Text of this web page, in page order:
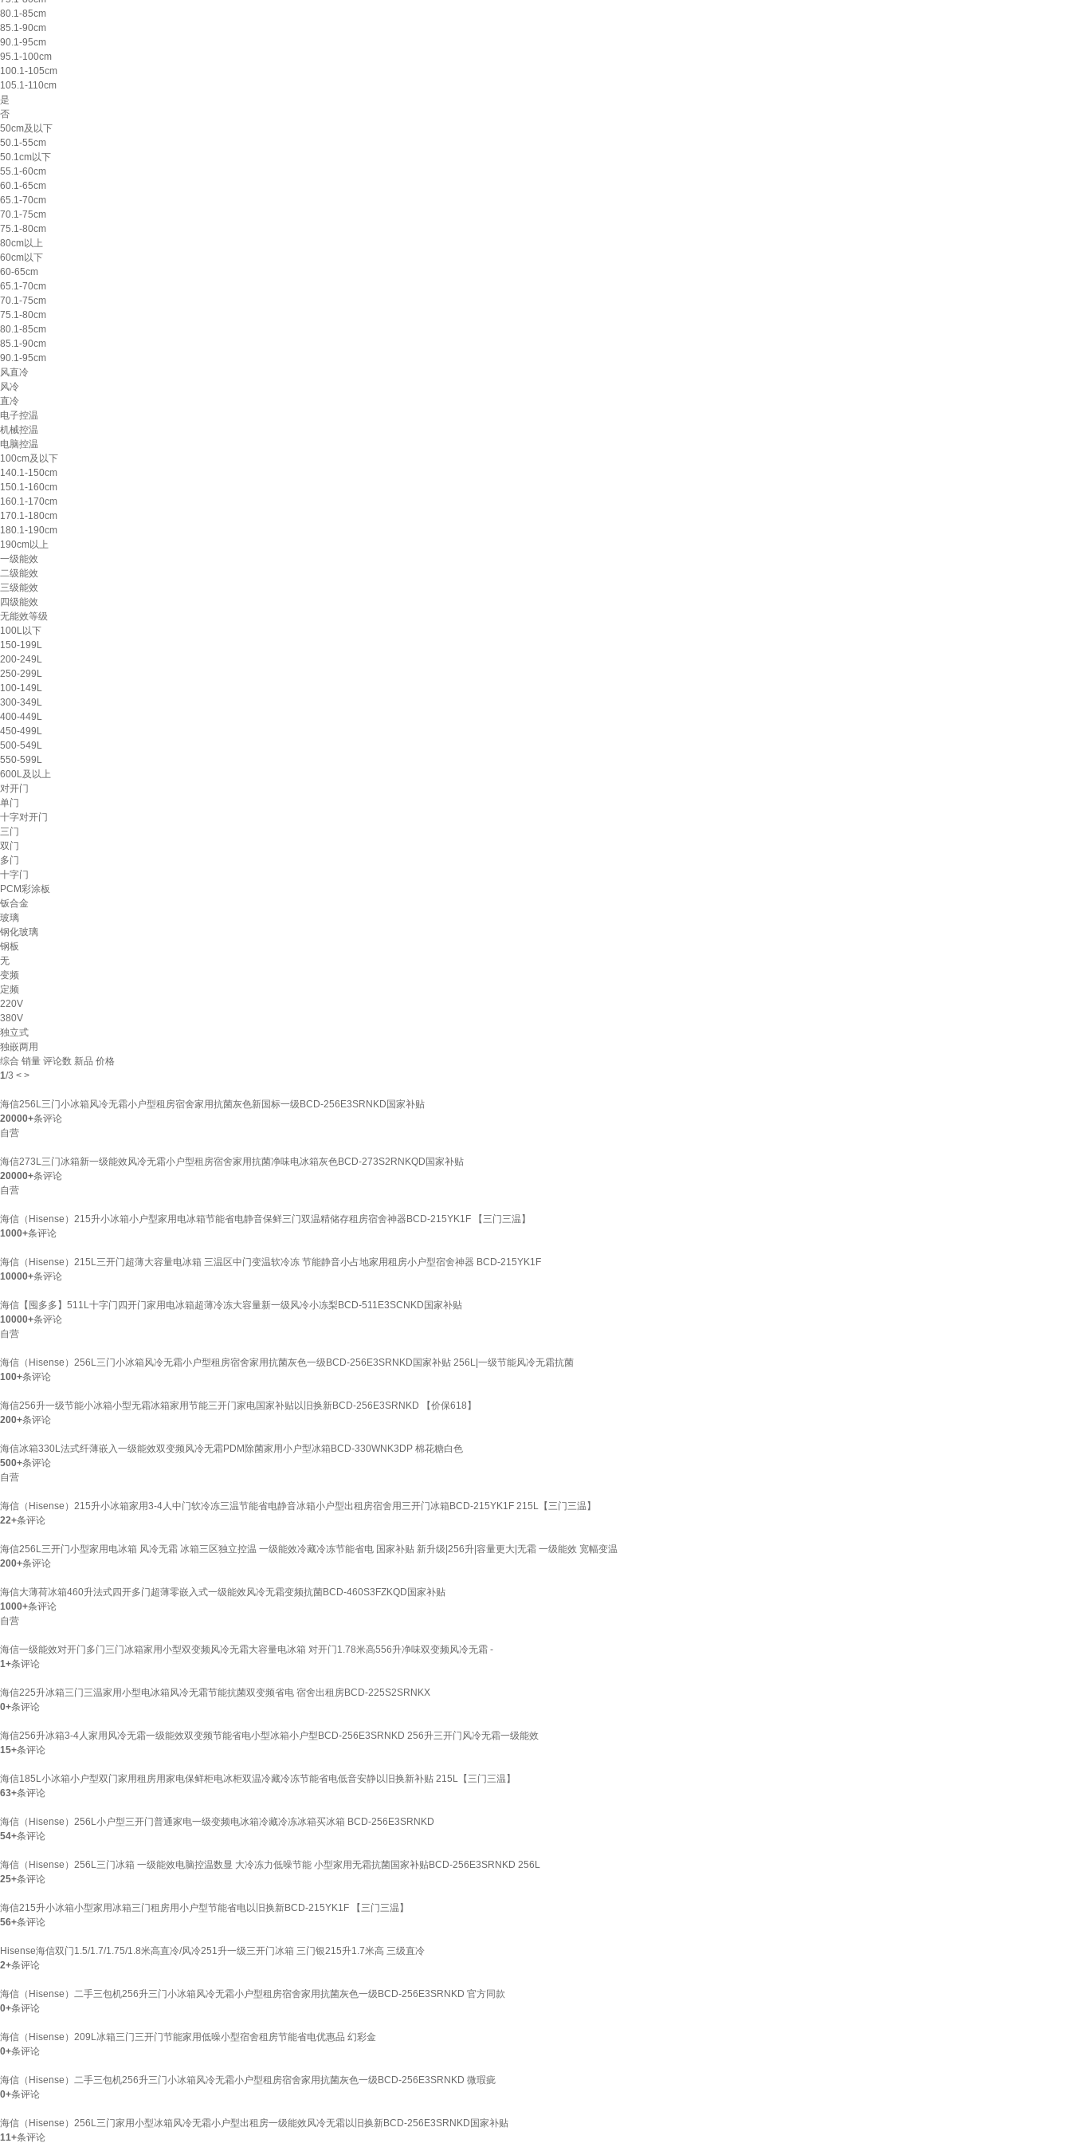
80.1-85cm
85.1-90cm
90.1-95cm
95.1-100cm
100.1-105cm
105.1-110cm
是
否
50cm及以下
50.1-55cm
50.1cm以下
55.1-60cm
60.1-65cm
65.1-70cm
70.1-75cm
75.1-80cm
80cm以上
60cm以下
60-65cm
65.1-70cm
70.1-75cm
75.1-80cm
80.1-85cm
85.1-90cm
90.1-95cm
风直冷
风冷
直冷
电子控温
机械控温
电脑控温
100cm及以下
140.1-150cm
150.1-160cm
160.1-170cm
170.1-180cm
180.1-190cm
190cm以上
一级能效
二级能效
三级能效
四级能效
无能效等级
100L以下
150-199L
200-249L
250-299L
100-149L
300-349L
400-449L
450-499L
500-549L
550-599L
600L及以上
对开门
单门
十字对开门
三门
双门
多门
十字门
PCM彩涂板
钣合金
玻璃
钢化玻璃
钢板
无
变频
定频
220V
380V
独立式
独嵌两用
综合 销量 评论数 新品 价格
1/3 < >
海信256L三门小冰箱风冷无霜小户型租房宿舍家用抗菌灰色新国标一级BCD-256E3SRNKD国家补贴
20000+条评论
自营
海信273L三门冰箱新一级能效风冷无霜小户型租房宿舍家用抗菌净味电冰箱灰色BCD-273S2RNKQD国家补贴
20000+条评论
自营
海信（Hisense）215升小冰箱小户型家用电冰箱节能省电静音保鲜三门双温精储存租房宿舍神器BCD-215YK1F 【三门三温】
1000+条评论
海信（Hisense）215L三开门超薄大容量电冰箱 三温区中门变温软冷冻 节能静音小占地家用租房小户型宿舍神器 BCD-215YK1F
10000+条评论
海信【囤多多】511L十字门四开门家用电冰箱超薄冷冻大容量新一级风冷小冻梨BCD-511E3SCNKD国家补贴
10000+条评论
自营
海信（Hisense）256L三门小冰箱风冷无霜小户型租房宿舍家用抗菌灰色一级BCD-256E3SRNKD国家补贴 256L|一级节能风冷无霜抗菌
100+条评论
海信256升一级节能小冰箱小型无霜冰箱家用节能三开门家电国家补贴以旧换新BCD-256E3SRNKD 【价保618】
200+条评论
海信冰箱330L法式纤薄嵌入一级能效双变频风冷无霜PDM除菌家用小户型冰箱BCD-330WNK3DP 棉花糖白色
500+条评论
自营
海信（Hisense）215升小冰箱家用3-4人中门软冷冻三温节能省电静音冰箱小户型出租房宿舍用三开门冰箱BCD-215YK1F 215L【三门三温】
22+条评论
海信256L三开门小型家用电冰箱 风冷无霜 冰箱三区独立控温 一级能效冷藏冷冻节能省电 国家补贴 新升级|256升|容量更大|无霜 一级能效 宽幅变温
200+条评论
海信大薄荷冰箱460升法式四开多门超薄零嵌入式一级能效风冷无霜变频抗菌BCD-460S3FZKQD国家补贴
1000+条评论
自营
海信一级能效对开门多门三门冰箱家用小型双变频风冷无霜大容量电冰箱 对开门1.78米高556升净味双变频风冷无霜 -
1+条评论
海信225升冰箱三门三温家用小型电冰箱风冷无霜节能抗菌双变频省电 宿舍出租房BCD-225S2SRNKX
0+条评论
海信256升冰箱3-4人家用风冷无霜一级能效双变频节能省电小型冰箱小户型BCD-256E3SRNKD 256升三开门风冷无霜一级能效
15+条评论
海信185L小冰箱小户型双门家用租房用家电保鲜柜电冰柜双温冷藏冷冻节能省电低音安静以旧换新补贴 215L【三门三温】
63+条评论
海信（Hisense）256L小户型三开门普通家电一级变频电冰箱冷藏冷冻冰箱买冰箱 BCD-256E3SRNKD
54+条评论
海信（Hisense）256L三门冰箱 一级能效电脑控温数显 大冷冻力低噪节能 小型家用无霜抗菌国家补贴BCD-256E3SRNKD 256L
25+条评论
海信215升小冰箱小型家用冰箱三门租房用小户型节能省电以旧换新BCD-215YK1F 【三门三温】
56+条评论
Hisense海信双门1.5/1.7/1.75/1.8米高直冷/风冷251升一级三开门冰箱 三门银215升1.7米高 三级直冷
2+条评论
海信（Hisense）二手三包机256升三门小冰箱风冷无霜小户型租房宿舍家用抗菌灰色一级BCD-256E3SRNKD 官方同款
0+条评论
海信（Hisense）209L冰箱三门三开门节能家用低噪小型宿舍租房节能省电优惠品 幻彩金
0+条评论
海信（Hisense）二手三包机256升三门小冰箱风冷无霜小户型租房宿舍家用抗菌灰色一级BCD-256E3SRNKD 微瑕疵
0+条评论
海信（Hisense）256L三门家用小型冰箱风冷无霜小户型出租房一级能效风冷无霜以旧换新BCD-256E3SRNKD国家补贴
11+条评论